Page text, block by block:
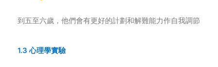
到五至六歲，他們會有更好的計劃和解難能力作自我調節
1.3 心理學實驗